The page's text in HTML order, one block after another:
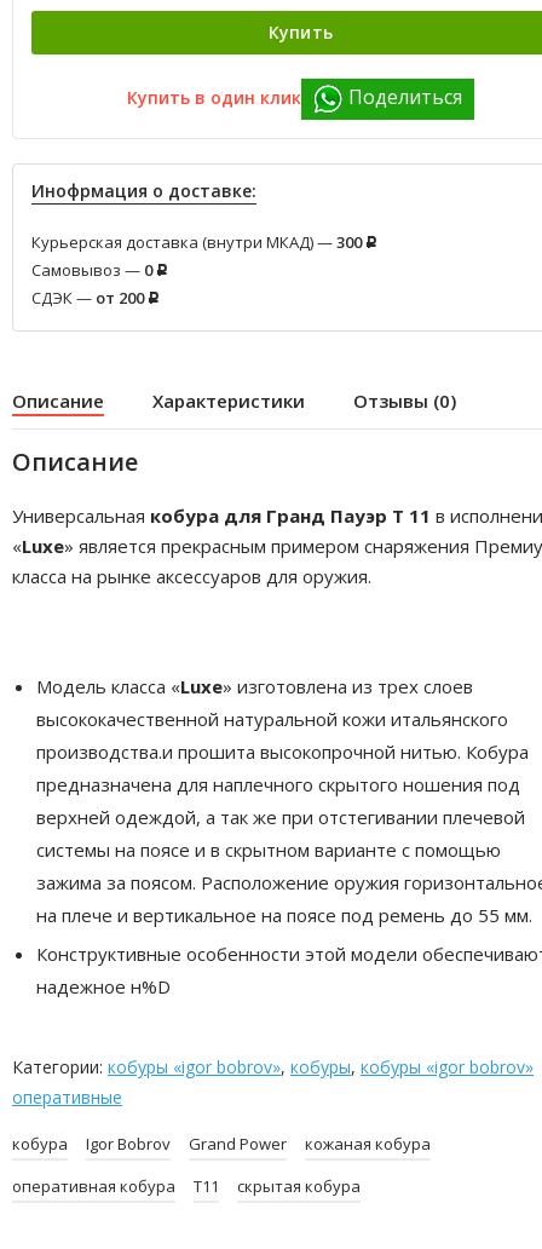
Купить
Купить в один клик Поделиться
Инофрмация о доставке:
Курьерская доставка (внутри МКАД) —300 Р
Самовывоз — 0 Р
СДЭК — от 200 Р
Описание Характеристики Отзывы (0)
Описание
Универсальная кобура для Гранд Пауэр Т 11 в
«Luxe» является прекрасным примером снаряжения
класса на рынке аксессуаров для оружия.
Модель класса «Luxe» изготовлена из трех слоев
высококачественной натуральной кожи итальянского
производства.и прошита высокопрочной нитью. Кобура
предназначена для наплечного скрытого ношения под
верхней одеждой, а так же при отстегивании плечевой
системы на поясе и в скрытном варианте с помощью
зажима за поясом. Расположение оружия
на плече и вертикальное на поясе под ремень до 55 мм.
Конструктивные особенности этой модели
надежное н%D
Категории: кобуры «igor bobrov», кобуры, кобуры «igor bobrov»
оперативные
кобура Igor Bobrov Grand Power
кожаная кобура
оперативная кобура
T11 скрытая кобура